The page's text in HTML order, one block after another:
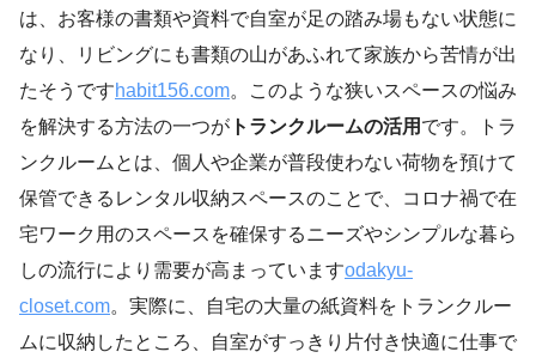
は、お客様の書類や資料で自室が足の踏み場もない状態に
なり、リビングにも書類の山があふれて家族から苦情が出
たそうですhabit156.com。このような狭いスペースの悩み
を解決する方法の一つが トランクルームの活用 です。トラ
ンクルームとは、個人や企業が普段使わない荷物を預けて
保管できるレンタル収納スペースのことで、コロナ禍で在
宅ワーク用のスペースを確保するニーズやシンプルな暮ら
しの流行により需要が高まっていますodakyu-
closet.com。実際に、自宅の大量の紙資料をトランクルー
ムに収納したところ、自室がすっきり片付き快適に仕事で